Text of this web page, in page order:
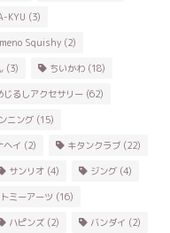
KYU (3)
Squishy (2)
(3) ちいかわ (18)
じるしアクセサリー (62)
ニング (15)
ヘイ (2) キタンクラブ (22)
サンリオ (4) ジング (4)
ミーアーツ (16)
ハピンズ (2) バンダイ (2)